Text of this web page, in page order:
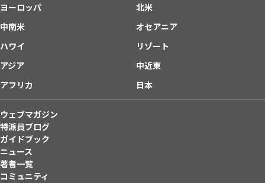
ヨーロッパ
北米
中南米
オセアニア
ハワイ
リゾート
アジア
中近東
アフリカ
日本
ウェブマガジン
特派員ブログ
ガイドブック
ニュース
著者一覧
コミュニティ